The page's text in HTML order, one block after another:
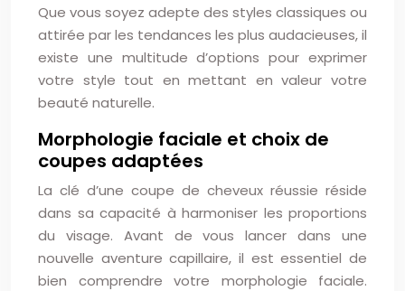
Que vous soyez adepte des styles classiques ou
attirée par les tendances les plus audacieuses, il
existe une multitude d’options pour exprimer
votre style tout en mettant en valeur votre
beauté naturelle.
Morphologie faciale et choix de
coupes adaptées
La clé d’une coupe de cheveux réussie réside
dans sa capacité à harmoniser les proportions
du visage. Avant de vous lancer dans une
nouvelle aventure capillaire, il est essentiel de
bien comprendre votre morphologie faciale.